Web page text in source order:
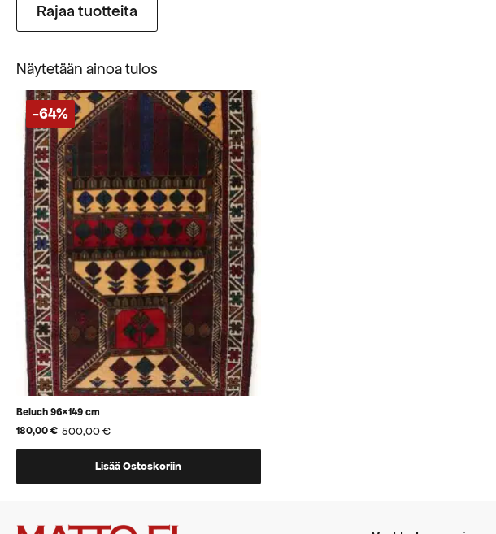
Rajaa tuotteita
Näytetään ainoa tulos
-64%
Beluch 96×149 cm
500,00€
Alkuperäinen
hinta
180,00€
Nykyinen
hinta
Lisää Ostoskoriin